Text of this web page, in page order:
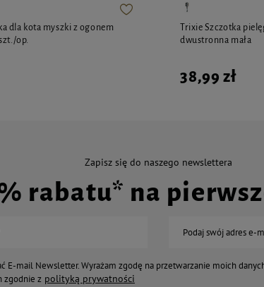
dla kota myszki z ogonem
op.
Trixie Szczotka
dwustronna mała
38,99 zł
Zapisz się do naszego newslettera
rabatu* na
Podaj swój adres e-
E-mail Newsletter. Wyrażam zgodę na przetwarzanie moich
zgodnie z polityką prywatności